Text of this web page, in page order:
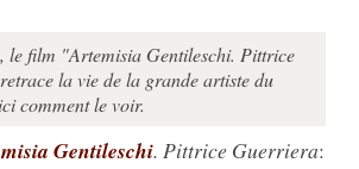
le film "Artemisia Gentileschi. Pittrice
la vie de la grande artiste du
comment le voir.
Gentileschi. Pittrice Guerriera: